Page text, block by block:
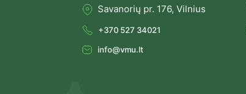
Savanorių pr. 176, Vilnius
+370 527 34021
info@vmu.lt